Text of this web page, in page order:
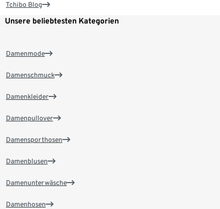
Tchibo Blog
Unsere beliebtesten Kategorien
Damenmode
Damenschmuck
Damenkleider
Damenpullover
Damensporthosen
Damenblusen
Damenunterwäsche
Damenhosen